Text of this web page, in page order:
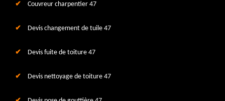
Couvreur charpentier 47
Devis changement de tuile 47
Devis fuite de toiture 47
Devis nettoyage de toiture 47